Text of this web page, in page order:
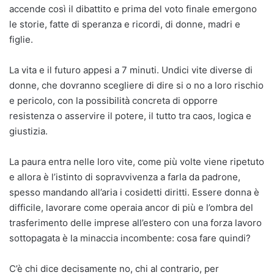
accende così il dibattito e prima del voto finale emergono
le storie, fatte di speranza e ricordi, di donne, madri e
figlie.
La vita e il futuro appesi a 7 minuti. Undici vite diverse di
donne, che dovranno scegliere di dire si o no a loro rischio
e pericolo, con la possibilità concreta di opporre
resistenza o asservire il potere, il tutto tra caos, logica e
giustizia.
La paura entra nelle loro vite, come più volte viene ripetuto
e allora è l’istinto di sopravvivenza a farla da padrone,
spesso mandando all’aria i cosidetti diritti. Essere donna è
difficile, lavorare come operaia ancor di più e l’ombra del
trasferimento delle imprese all’estero con una forza lavoro
sottopagata è la minaccia incombente: cosa fare quindi?
C’è chi dice decisamente no, chi al contrario, per